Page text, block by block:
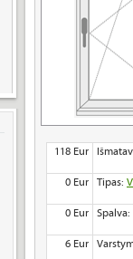
118 Eur
0 Eur Tipas:
0 Eur Spalva:
6 Eur